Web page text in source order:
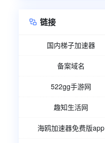
 链接
国内梯子加速器
备案域名
522gg手游网
趣知生活网
海鸥加速器免费版app